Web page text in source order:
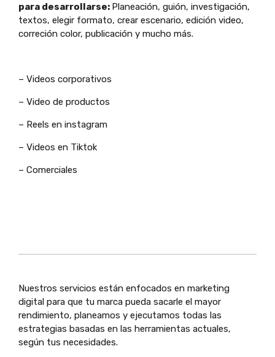
para desarrollarse: Planeación, guión, investigación,
textos, elegir formato, crear escenario, edición video,
correción color, publicación y mucho más.
– Videos corporativos
– Video de productos
– Reels en instagram
– Videos en Tiktok
– Comerciales
Nuestros servicios están enfocados en marketing
digital para que tu marca pueda sacarle el mayor
rendimiento, planeamos y ejecutamos todas las
estrategias basadas en las herramientas actuales,
según tus necesidades.